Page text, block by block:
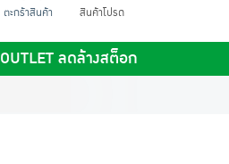
ตะกร้าสินค้า สินค้าโปรด
OUTLET ลดล้างสต็อก